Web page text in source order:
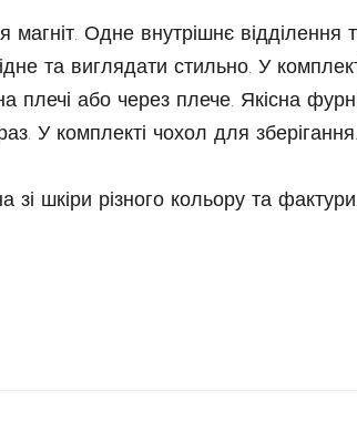
магніт. Одне внутрішнє
та виглядати стильно. У
плечі або через плече. Якісна
У комплекті чохол для зберігання.
шкіри різного кольору та фактури.